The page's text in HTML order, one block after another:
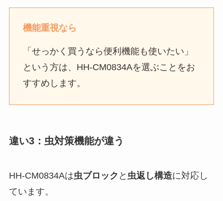
機能重視なら
「せっかく買うなら便利機能も使いたい」
という方は、HH-CM0834Aを選ぶことをお
すすめします。
違い3：虫対策機能が違う
HH-CM0834Aは虫ブロック と 虫返し構造に対応し
ています。